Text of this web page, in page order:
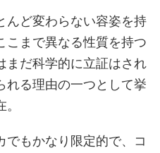
んど変わらない容姿を持
こまで異なる性質を持つ
まだ科学的に立証はされ
れる理由の一つとして挙
でもかなり限定的で、コ